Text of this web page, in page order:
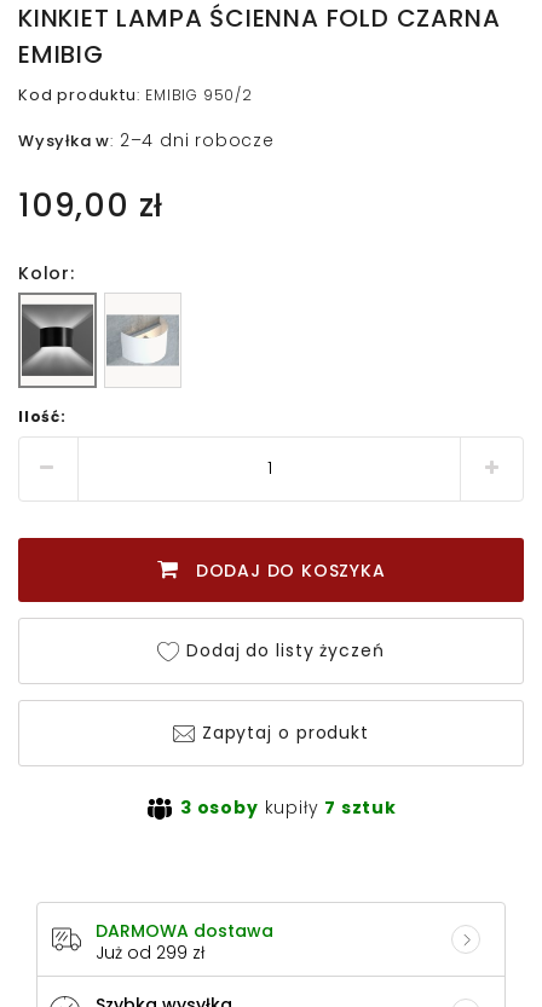
KINKIET LAMPA ŚCIENNA FOLD CZARNA
EMIBIG
Kod produktu: EMIBIG 950/2
Wysyłka w: 2–4 dni robocze
109,00 zł
Kolor:
Ilość:
DODAJ DO KOSZYKA
Dodaj do listy życzeń
Zapytaj o produkt
3 osoby kupiły 7 sztuk
DARMOWA dostawa
Już od 299 zł